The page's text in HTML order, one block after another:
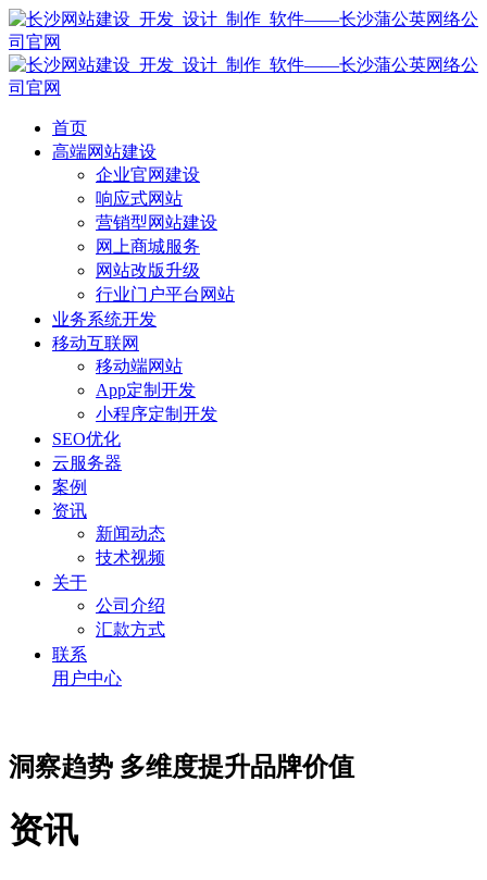
首页
高端网站建设
企业官网建设
响应式网站
营销型网站建设
网上商城服务
网站改版升级
行业门户平台网站
业务系统开发
移动互联网
移动端网站
App定制开发
小程序定制开发
SEO优化
云服务器
案例
资讯
新闻动态
技术视频
关于
公司介绍
汇款方式
联系
用户中心
洞察趋势 多维度提升品牌价值
资讯